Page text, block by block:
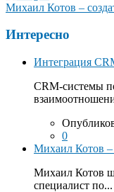
Михаил Котов –
Интересно
Интеграция
CRM-системы
0
Михаил Котов –
Михаил Котов
специалист по...